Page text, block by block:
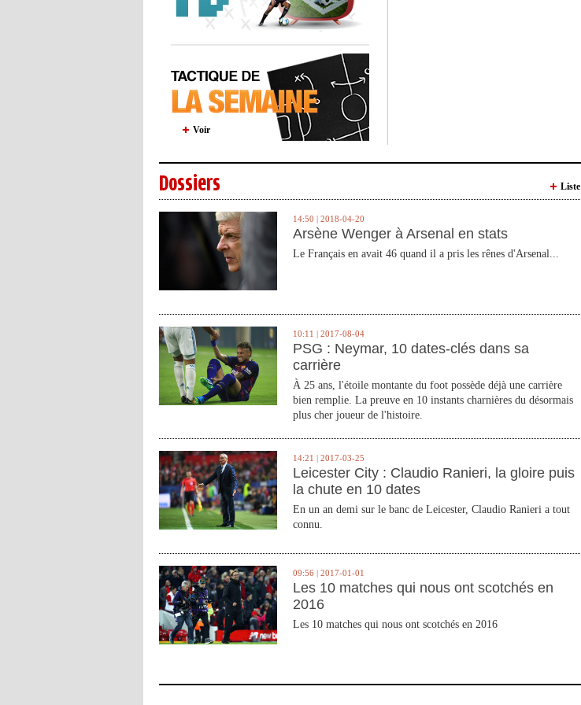
Voir
Dossiers Liste
14:50 | 2018-04-20
Arsène Wenger à Arsenal en stats
Le Français en avait 46 quand il a pris les rênes d'Arsenal...
10:11 | 2017-08-04
PSG : Neymar, 10 dates-clés dans sa
carrière
À 25 ans, l'étoile montante du foot possède déjà une carrière
bien remplie. La preuve en 10 instants charnières du désormais
plus cher joueur de l'histoire.
14:21 | 2017-03-25
Leicester City : Claudio Ranieri, la gloire puis
la chute en 10 dates
En un an demi sur le banc de Leicester, Claudio Ranieri a tout
connu.
09:56 | 2017-01-01
Les 10 matches qui nous ont scotchés en
2016
Les 10 matches qui nous ont scotchés en 2016